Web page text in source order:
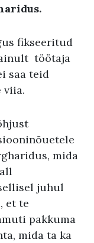
fikseeritud
töötaja
saa teid
viia.
mida
juhul
et te
pakkuma
mida ta ka